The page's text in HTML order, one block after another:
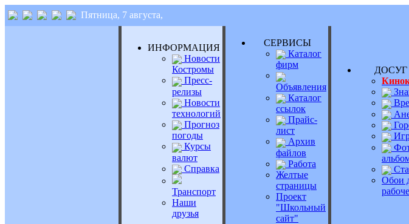
Пятница, 7 августа,
ИНФОРМАЦИЯ
Новости
Костромы
Пресс-
релизы
Новости
технологий
Прогноз
погоды
Курсы
валют
Справка
Транспорт
Наши
друзья
СЕРВИСЫ
Каталог
фирм
Объявления
Каталог
ссылок
Прайс-
лист
Архив
файлов
Работа
Желтые
страницы
Проект
"Школьный
сайт"
Обои